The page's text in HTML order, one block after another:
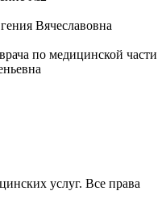
Вячеславовна
по медицинской части
услуг. Все права